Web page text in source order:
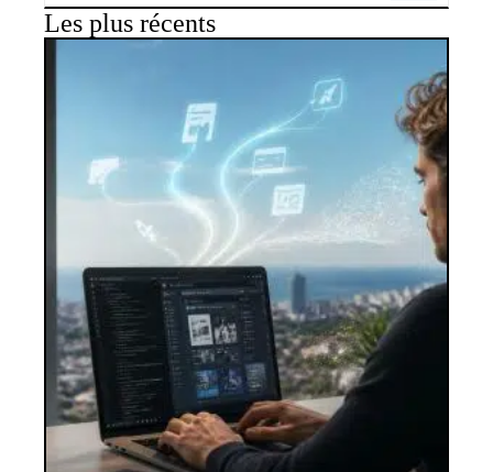
Les plus récents